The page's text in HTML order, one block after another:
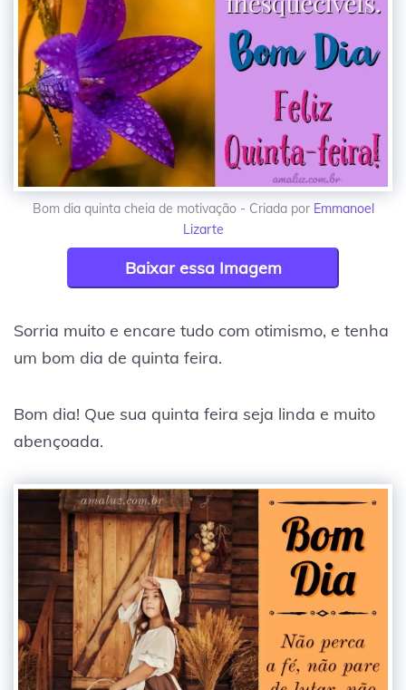
Bom dia quinta cheia de motivação - Criada por Emmanoel
Lizarte
Baixar essa Imagem
Sorria muito e encare tudo com otimismo, e tenha
um bom dia de quinta feira.
Bom dia! Que sua quinta feira seja linda e muito
abençoada.